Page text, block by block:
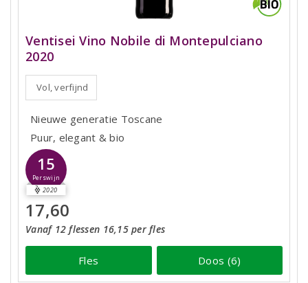
Ventisei Vino Nobile di Montepulciano
2020
Vol, verfijnd
Nieuwe generatie Toscane
Puur, elegant & bio
15
Perswijn
2020
17,60
Vanaf 12 flessen 16,15 per fles
Fles Doos (6)